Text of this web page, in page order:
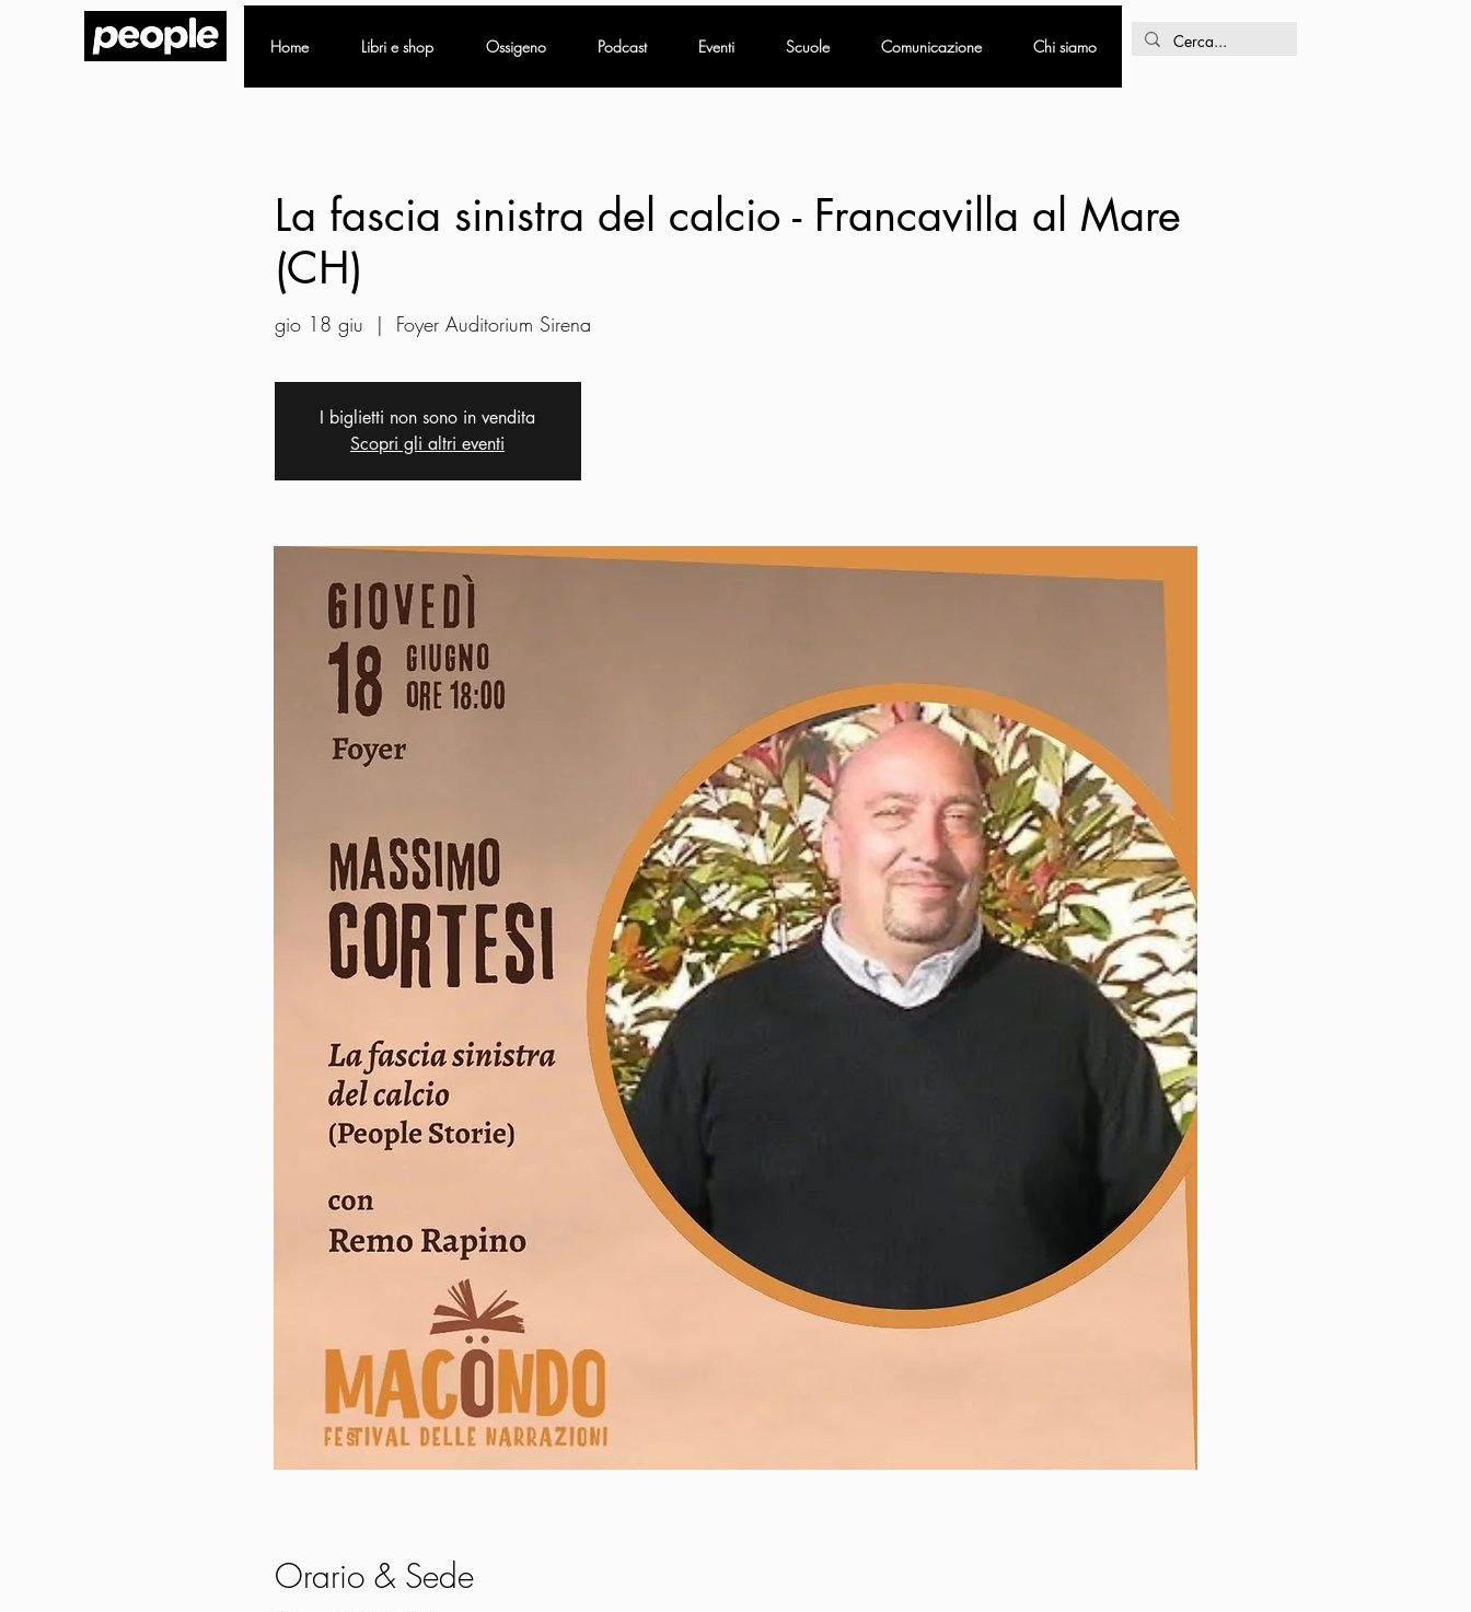
Home Libri e shop Ossigeno Podcast Eventi Scuole Comunicazione Chi siamo
La fascia sinistra del calcio - Francavilla al Mare
(CH)
gio 18 giu
  |
Foyer Auditorium Sirena
I biglietti non sono in vendita
Scopri gli altri eventi
Orario & Sede